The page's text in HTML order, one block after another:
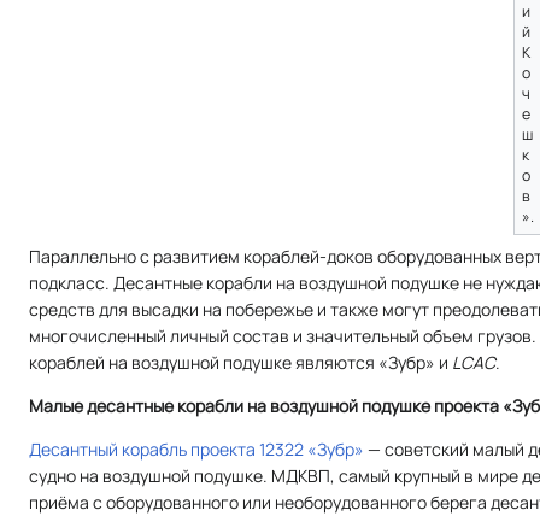
и
й
К
о
ч
е
ш
к
о
в
».
Параллельно с развитием кораблей-доков оборудованных
подкласс. Десантные корабли на воздушной подушке не
средств для высадки на побережье и также могут
многочисленный личный состав и значительный объем
кораблей на воздушной подушке являются «Зубр» и LCAC.
Малые десантные корабли на воздушной подушке проекта
Десантный корабль проекта 12322 «Зубр» — советский малый
судно на воздушной подушке. МДКВП, самый крупный в мире
приёма с оборудованного или необорудованного берега